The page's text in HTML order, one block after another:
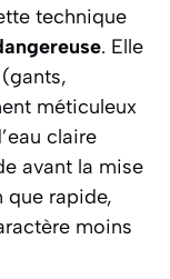
technique
. Elle
méticuleux
claire
avant la mise
que rapide,
moins